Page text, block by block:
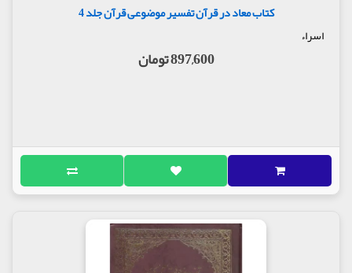
کتاب معاد در قرآن تفسیر موضوعی قرآن جلد 4
اسراء
897,600 تومان